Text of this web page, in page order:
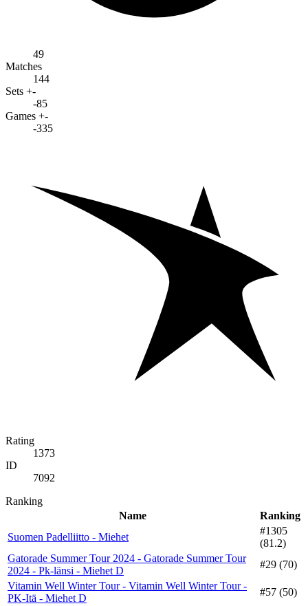
49
Matches
144
Sets +-
-85
Games +-
-335
Rating
1373
ID
7092
Ranking
Name
Ranking
Suomen Padelliitto - Miehet
#1305
(81.2)
Gatorade Summer Tour 2024 - Gatorade Summer Tour
2024 - Pk-länsi - Miehet D
#29 (70)
Vitamin Well Winter Tour - Vitamin Well Winter Tour -
PK-Itä - Miehet D
#57 (50)